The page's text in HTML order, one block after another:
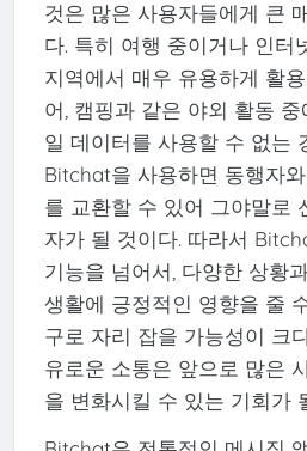
것은 많은 사용자들에게 큰
다. 특히 여행 중이거나 인터
지역에서 매우 유용하게 활
어, 캠핑과 같은 야외 활동
일 데이터를 사용할 수 없는
Bitchat을 사용하면 동행자
를 교환할 수 있어 그야말로
자가 될 것이다. 따라서
기능을 넘어서, 다양한 상황
생활에 긍정적인 영향을 줄
구로 자리 잡을 가능성이 크
유로운 소통은 앞으로 많은
을 변화시킬 수 있는 기회가